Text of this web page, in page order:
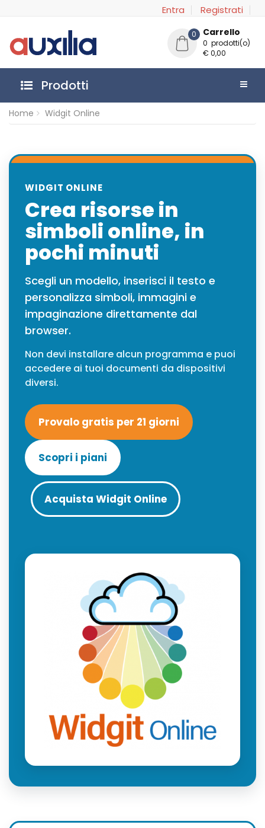
Entra Registrati
0 Carrello
0 prodotti(o)
€ 0,00
Prodotti
Home Widgit Online
WIDGIT ONLINE
Crea risorse in
simboli online, in
pochi minuti
Scegli un modello, inserisci il testo e
personalizza simboli, immagini e
impaginazione direttamente dal
browser.
Non devi installare alcun programma e puoi
accedere ai tuoi documenti da dispositivi
diversi.
Provalo gratis per 21 giorni
Scopri i piani
Acquista Widgit Online